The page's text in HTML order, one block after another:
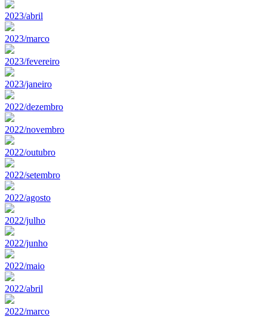
2023/abril
2023/marco
2023/fevereiro
2023/janeiro
2022/dezembro
2022/novembro
2022/outubro
2022/setembro
2022/agosto
2022/julho
2022/junho
2022/maio
2022/abril
2022/marco